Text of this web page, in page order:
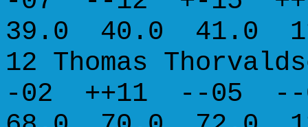
39.0 40.0 41.0
12 Thomas
-02 ++11 --05